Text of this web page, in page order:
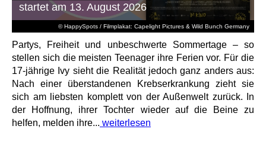
© HappySpots / Filmplakat: Capelight Pictures & Wild Bunch Germany
startet am 13. August 2026
Partys, Freiheit und unbeschwerte Sommertage – so
stellen sich die meisten Teenager ihre Ferien vor. Für die
17-jährige Ivy sieht die Realität jedoch ganz anders aus:
Nach einer überstandenen Krebserkrankung zieht sie
sich am liebsten komplett von der Außenwelt zurück. In
der Hoffnung, ihrer Tochter wieder auf die Beine zu
helfen, melden ihre... weiterlesen